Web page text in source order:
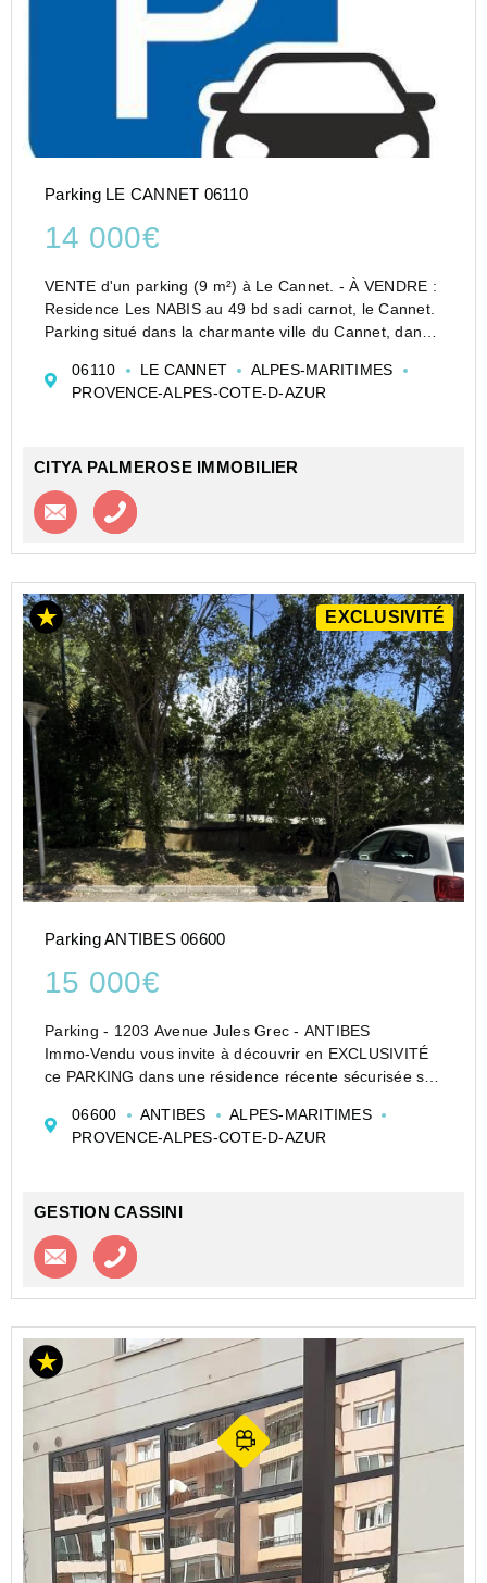
Parking LE CANNET 06110
14 000€
VENTE d'un parking (9 m²) à Le Cannet. - À VENDRE :
Residence Les NABIS au 49 bd sadi carnot, le Cannet.
Parking situé dans la charmante ville du Cannet, dans
est idéal pour les résidents de la région...
06110 LE CANNET
ALPES-MARITIMES
PROVENCE-ALPES-COTE-D-AZUR
CITYA PALMEROSE IMMOBILIER
Contacter l'agence
EXCLUSIVITÉ
Parking ANTIBES 06600
15 000€
Parking - 1203 Avenue Jules Grec - ANTIBES
Immo-Vendu vous invite à découvrir en EXCLUSIVITÉ
ce PARKING dans une résidence récente sécurisée sur
06600
ANTIBES
ALPES-MARITIMES
PROVENCE-ALPES-COTE-D-AZUR
GESTION CASSINI
Contacter l'agence